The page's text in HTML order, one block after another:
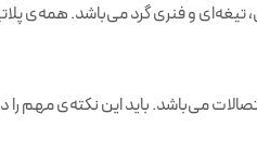
تیغه‌ای و فنری گرد می‌باشد. همه‌ی
باید این نکته‌ی مهم را در